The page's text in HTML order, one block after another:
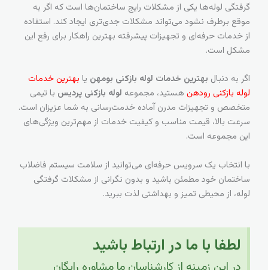
گرفتگی لوله‌ها یکی از مشکلات رایج ساختمان‌ها است که اگر به
موقع برطرف نشود می‌تواند مشکلات جدی‌تری ایجاد کند. استفاده
از خدمات حرفه‌ای و تجهیزات پیشرفته بهترین راهکار برای رفع این
مشکل است.
اگر به دنبال بهترین خدمات لوله بازکنی بومهن یا بهترین خدمات
لوله بازکنی رودهن هستید، مجموعه لوله بازکنی پردیس با تیمی
متخصص و تجهیزات مدرن آماده خدمت‌رسانی به شما عزیزان است.
سرعت بالا، قیمت مناسب و کیفیت خدمات از مهم‌ترین ویژگی‌های
این مجموعه است.
با انتخاب یک سرویس حرفه‌ای می‌توانید از سلامت سیستم فاضلاب
ساختمان خود مطمئن باشید و بدون نگرانی از مشکلات گرفتگی
لوله، از محیطی تمیز و بهداشتی لذت ببرید.
لطفا با ما در ارتباط باشید